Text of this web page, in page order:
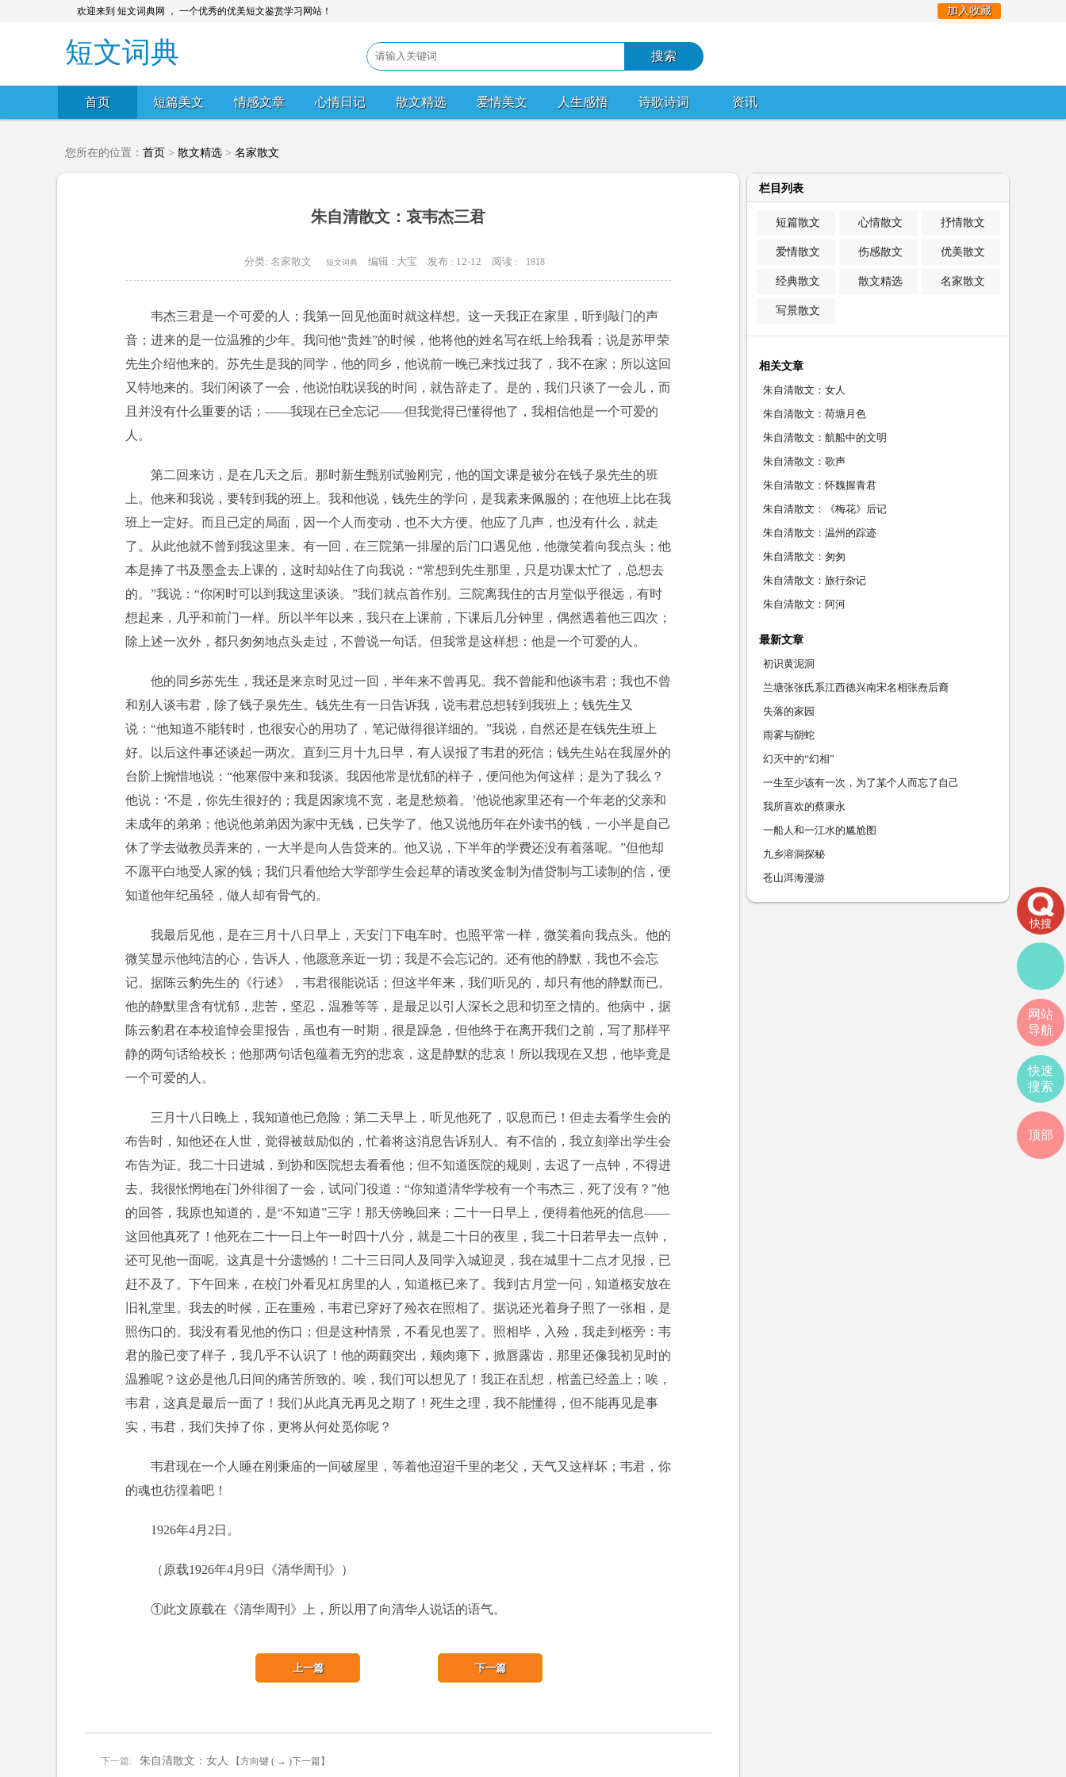
欢迎来到 短文词典网 ， 一个优秀的优美短文鉴赏学习网站！ 加入收藏
短文词典
首页 短篇美文 情感文章 心情日记 散文精选 爱情美文 人生感悟 诗歌诗词 资讯
您所在的位置： 首页 > 散文精选 > 名家散文
朱自清散文：哀韦杰三君
分类: 名家散文 短文词典 编辑 : 大宝 发布 : 12-12 阅读 : 1818
韦杰三君是一个可爱的人；我第一回见他面时就这样想。这一天我正在家里，听到敲门的声
音；进来的是一位温雅的少年。我问他“贵姓”的时候，他将他的姓名写在纸上给我看；说是苏甲荣
先生介绍他来的。苏先生是我的同学，他的同乡，他说前一晚已来找过我了，我不在家；所以这回
又特地来的。我们闲谈了一会，他说怕耽误我的时间，就告辞走了。是的，我们只谈了一会儿，而
且并没有什么重要的话；——我现在已全忘记——但我觉得已懂得他了，我相信他是一个可爱的
人。
第二回来访，是在几天之后。那时新生甄别试验刚完，他的国文课是被分在钱子泉先生的班
上。他来和我说，要转到我的班上。我和他说，钱先生的学问，是我素来佩服的；在他班上比在我
班上一定好。而且已定的局面，因一个人而变动，也不大方便。他应了几声，也没有什么，就走
了。从此他就不曾到我这里来。有一回，在三院第一排屋的后门口遇见他，他微笑着向我点头；他
本是捧了书及墨盒去上课的，这时却站住了向我说：“常想到先生那里，只是功课太忙了，总想去
的。”我说：“你闲时可以到我这里谈谈。”我们就点首作别。三院离我住的古月堂似乎很远，有时
想起来，几乎和前门一样。所以半年以来，我只在上课前，下课后几分钟里，偶然遇着他三四次；
除上述一次外，都只匆匆地点头走过，不曾说一句话。但我常是这样想：他是一个可爱的人。
他的同乡苏先生，我还是来京时见过一回，半年来不曾再见。我不曾能和他谈韦君；我也不曾
和别人谈韦君，除了钱子泉先生。钱先生有一日告诉我，说韦君总想转到我班上；钱先生又
说：“他知道不能转时，也很安心的用功了，笔记做得很详细的。”我说，自然还是在钱先生班上
好。以后这件事还谈起一两次。直到三月十九日早，有人误报了韦君的死信；钱先生站在我屋外的
台阶上惋惜地说：“他寒假中来和我谈。我因他常是忧郁的样子，便问他为何这样；是为了我么？
他说：‘不是，你先生很好的；我是因家境不宽，老是愁烦着。’他说他家里还有一个年老的父亲和
未成年的弟弟；他说他弟弟因为家中无钱，已失学了。他又说他历年在外读书的钱，一小半是自己
休了学去做教员弄来的，一大半是向人告贷来的。他又说，下半年的学费还没有着落呢。”但他却
不愿平白地受人家的钱；我们只看他给大学部学生会起草的请改奖金制为借贷制与工读制的信，便
知道他年纪虽轻，做人却有骨气的。
我最后见他，是在三月十八日早上，天安门下电车时。也照平常一样，微笑着向我点头。他的
微笑显示他纯洁的心，告诉人，他愿意亲近一切；我是不会忘记的。还有他的静默，我也不会忘
记。据陈云豹先生的《行述》，韦君很能说话；但这半年来，我们听见的，却只有他的静默而已。
他的静默里含有忧郁，悲苦，坚忍，温雅等等，是最足以引人深长之思和切至之情的。他病中，据
陈云豹君在本校追悼会里报告，虽也有一时期，很是躁急，但他终于在离开我们之前，写了那样平
静的两句话给校长；他那两句话包蕴着无穷的悲哀，这是静默的悲哀！所以我现在又想，他毕竟是
一个可爱的人。
三月十八日晚上，我知道他已危险；第二天早上，听见他死了，叹息而已！但走去看学生会的
布告时，知他还在人世，觉得被鼓励似的，忙着将这消息告诉别人。有不信的，我立刻举出学生会
布告为证。我二十日进城，到协和医院想去看看他；但不知道医院的规则，去迟了一点钟，不得进
去。我很怅惘地在门外徘徊了一会，试问门役道：“你知道清华学校有一个韦杰三，死了没有？”他
的回答，我原也知道的，是“不知道”三字！那天傍晚回来；二十一日早上，便得着他死的信息——
这回他真死了！他死在二十一日上午一时四十八分，就是二十日的夜里，我二十日若早去一点钟，
还可见他一面呢。这真是十分遗憾的！二十三日同人及同学入城迎灵，我在城里十二点才见报，已
赶不及了。下午回来，在校门外看见杠房里的人，知道柩已来了。我到古月堂一问，知道柩安放在
旧礼堂里。我去的时候，正在重殓，韦君已穿好了殓衣在照相了。据说还光着身子照了一张相，是
照伤口的。我没有看见他的伤口；但是这种情景，不看见也罢了。照相毕，入殓，我走到柩旁：韦
君的脸已变了样子，我几乎不认识了！他的两颧突出，颊肉瘪下，掀唇露齿，那里还像我初见时的
温雅呢？这必是他几日间的痛苦所致的。唉，我们可以想见了！我正在乱想，棺盖已经盖上；唉，
韦君，这真是最后一面了！我们从此真无再见之期了！死生之理，我不能懂得，但不能再见是事
实，韦君，我们失掉了你，更将从何处觅你呢？
韦君现在一个人睡在刚秉庙的一间破屋里，等着他迢迢千里的老父，天气又这样坏；韦君，你
的魂也彷徨着吧！
1926年4月2日。
（原载1926年4月9日《清华周刊》）
①此文原载在《清华周刊》上，所以用了向清华人说话的语气。
下一篇: 朱自清散文：女人
下一篇
【方向键 ( → )下一篇】
上一篇
栏目列表
短篇散文 心情散文 抒情散文
爱情散文 伤感散文 优美散文
经典散文 散文精选 名家散文
写景散文
相关文章
朱自清散文：女人
朱自清散文：荷塘月色
朱自清散文：航船中的文明
朱自清散文：歌声
朱自清散文：怀魏握青君
朱自清散文：《梅花》后记
朱自清散文：温州的踪迹
朱自清散文：匆匆
朱自清散文：旅行杂记
朱自清散文：阿河
最新文章
初识黄泥洞
兰塘张张氏系江西德兴南宋名相张焘后裔
失落的家园
雨雾与阴蛇
幻灭中的“幻相”
一生至少该有一次，为了某个人而忘了自己
我所喜欢的蔡康永
一船人和一江水的尴尬图
九乡溶洞探秘
苍山洱海漫游
快搜
网站
导航
快速
搜索
顶部